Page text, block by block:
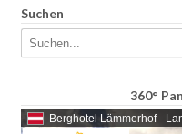
Suchen
360°
Berghotel Lämmerhof -